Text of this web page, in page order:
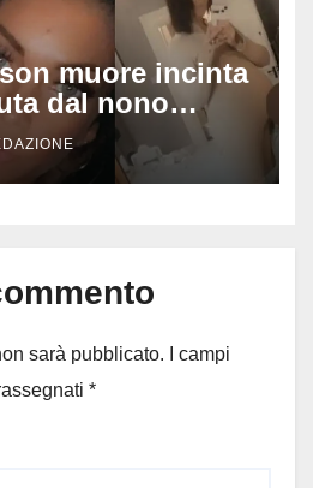
muore incinta
dal nono
nasce 30 minuti
sarà pubblicato.
I campi
*